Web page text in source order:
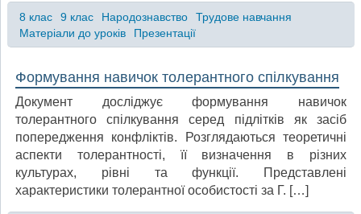
8 клас 9 клас Народознавство
Трудове навчання
Матеріали до уроків
Презентації
Формування навичок толерантного спілкування
Документ досліджує формування навичок
толерантного спілкування серед підлітків як засіб
попередження конфліктів. Розглядаються теоретичні
аспекти толерантності, її визначення в різних
культурах, рівні та функції. Представлені
характеристики толерантної особистості за Г. […]